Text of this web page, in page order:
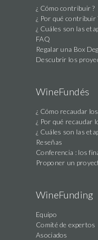
¿ Cómo contribuir ?
¿ Por qué contribuir
¿ Cuáles son las
FAQ
Regalar una Box
Descubrir los
WineFundés
¿ Cómo recaudar
¿ Por qué recaudar
¿ Cuáles son las
Reseñas
Conferencia : los
Proponer un
WineFunding
Equipo
Comité de expertos
Asociados